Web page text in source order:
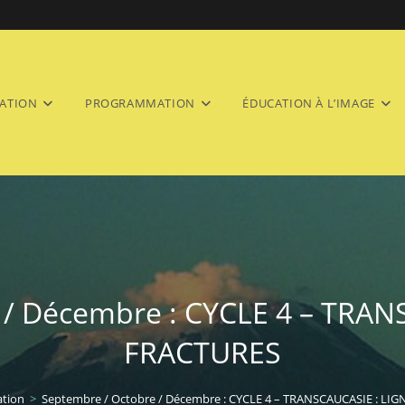
PROGRAMMATION ÉDUCATION À L’IMAGE
: CYCLE 4 –
FRACTURES
> Septembre / Octobre / Décembre : CYCLE 4 – TRANSCAUCASIE :